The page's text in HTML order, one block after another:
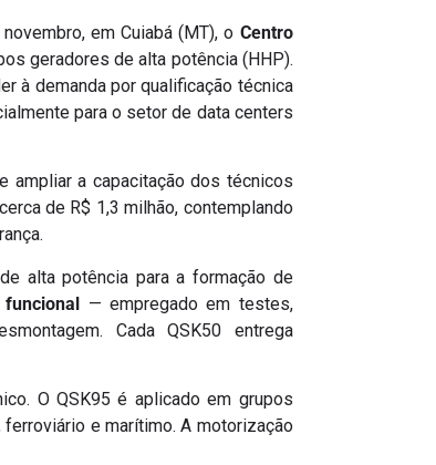
em Cuiabá (MT), o Centro
geradores de alta potência (HHP).
à demanda por qualificação técnica
para o setor de data centers
ampliar a capacitação dos técnicos
de R$ 1,3 milhão, contemplando
alta potência para a formação de
— empregado em testes,
Cada QSK50 entrega
O QSK95 é aplicado em grupos
e marítimo. A motorização